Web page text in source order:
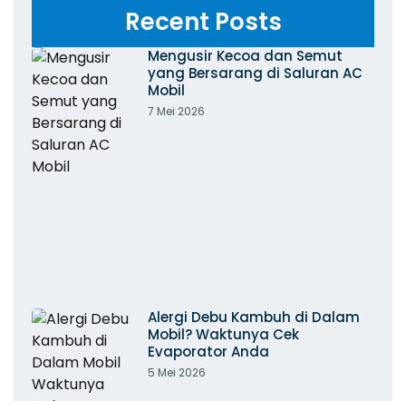
Recent Posts
Mengusir Kecoa dan Semut
yang Bersarang di Saluran AC
Mobil
7 Mei 2026
Alergi Debu Kambuh di Dalam
Mobil? Waktunya Cek
Evaporator Anda
5 Mei 2026